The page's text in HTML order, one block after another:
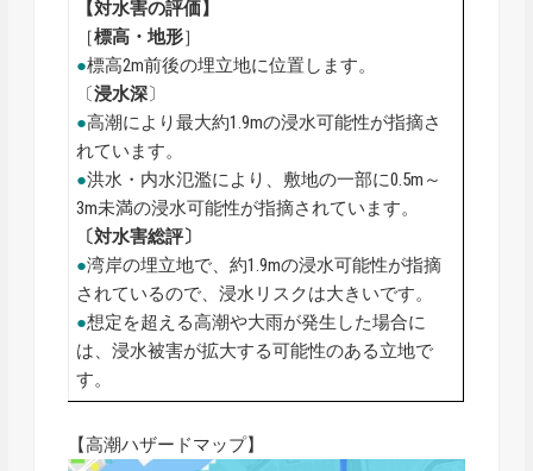
【対水害の評価】
［標高・地形］
●標高2m前後の埋立地に位置します。
〔浸水深〕
●高潮により最大約1.9mの浸水可能性が指摘さ
れています。
●洪水・内水氾濫により、敷地の一部に0.5m～
3m未満の浸水可能性が指摘されています。
〔対水害総評〕
●湾岸の埋立地で、約1.9mの浸水可能性が指摘
されているので、浸水リスクは大きいです。
●想定を超える高潮や大雨が発生した場合に
は、浸水被害が拡大する可能性のある立地で
す。
【高潮ハザードマップ】